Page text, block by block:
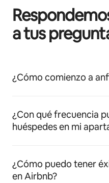
a tus
¿Cómo comienzo a
¿Con qué frecuencia
huéspedes en mi
¿Cómo puedo tener
en Airbnb?